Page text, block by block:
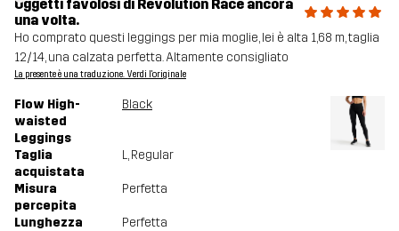
Oggetti favolosi di Revolution Race ancora
una volta.
Ho comprato questi leggings per mia moglie, lei è alta 1,68 m, taglia
12/14, una calzata perfetta. Altamente consigliato
La presente è una traduzione. Verdi l'originale
Flow High-
waisted
Leggings
Black
Taglia
acquistata
L, Regular
Misura
percepita
Perfetta
Lunghezza Perfetta